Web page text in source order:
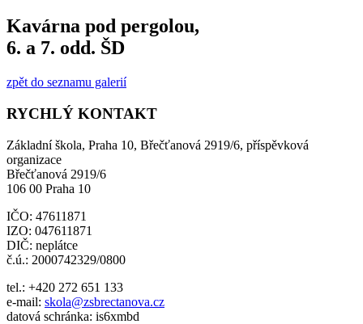
Kavárna pod pergolou,
6. a 7. odd. ŠD
zpět do seznamu galerií
RYCHLÝ KONTAKT
Základní škola, Praha 10, Břečťanová 2919/6, příspěvková
organizace
Břečťanová 2919/6
106 00 Praha 10
IČO: 47611871
IZO: 047611871
DIČ: neplátce
č.ú.: 2000742329/0800
tel.: +420 272 651 133
e-mail: skola@zsbrectanova.cz
datová schránka: is6xmbd